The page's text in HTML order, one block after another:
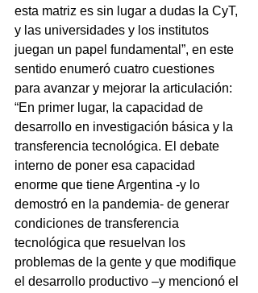
esta matriz es sin lugar a dudas la CyT,
y las universidades y los institutos
juegan un papel fundamental”, en este
sentido enumeró cuatro cuestiones
para avanzar y mejorar la articulación:
“En primer lugar, la capacidad de
desarrollo en investigación básica y la
transferencia tecnológica. El debate
interno de poner esa capacidad
enorme que tiene Argentina -y lo
demostró en la pandemia- de generar
condiciones de transferencia
tecnológica que resuelvan los
problemas de la gente y que modifique
el desarrollo productivo –y mencionó el